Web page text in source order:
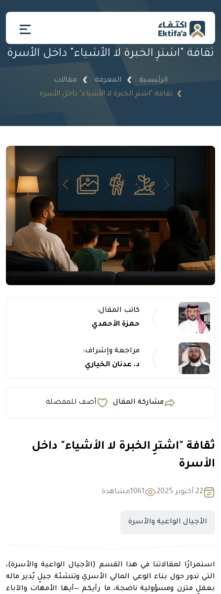
ثقافة "اشترِ الخبرة لا الأشياء" داخل الأسرة
الرئيسية المعرفة
مقالات
ثقافة "اشترِ الخبرة لا الأشياء" داخل الأسرة
كاتب المقال:
حمزة الأحمدي
مراجعة وإشراف:
د. عدنان الخياري
مشاركة المقال أضف للمفضلة
ثقافة "اشترِ الخبرة لا الأشياء" داخل
الأسرة
22 أكتوبر 2025 1061مشاهدة
الأجيال الواعية والأسرة
استمرارًا لمقالاتنا في هذا القسم (الأجيال الواعية والأسرة)،
التي تدور حول بناء الوعي المالي الأسري وتنشئة جيلٍ يُدير ماله
بعقلٍ متزن ومسؤولية ناضجة، ما رأيكم —أيها الأمهات والآباء